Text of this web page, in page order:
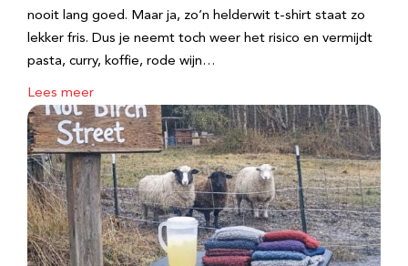
nooit lang goed. Maar ja, zo’n helderwit t-shirt staat zo
lekker fris. Dus je neemt toch weer het risico en vermijdt
pasta, curry, koffie, rode wijn…
Lees meer